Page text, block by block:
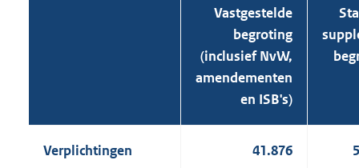
Vastgestelde
begroting
(inclusief NvW,
amendementen
en ISB's)
Verplichtingen 41.876